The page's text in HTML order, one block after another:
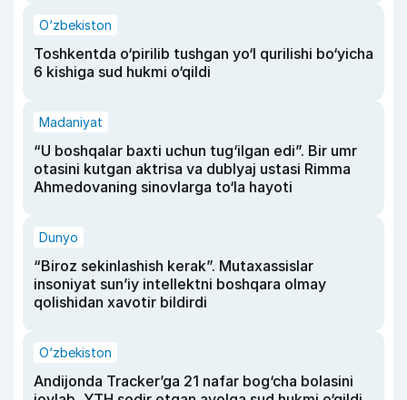
O‘zbekiston
Toshkentda o‘pirilib tushgan yo‘l qurilishi bo‘yicha
6 kishiga sud hukmi o‘qildi
Madaniyat
“U boshqalar baxti uchun tug‘ilgan edi”. Bir umr
otasini kutgan aktrisa va dublyaj ustasi Rimma
Ahmedovaning sinovlarga to‘la hayoti
Dunyo
“Biroz sekinlashish kerak”. Mutaxassislar
insoniyat sun’iy intellektni boshqara olmay
qolishidan xavotir bildirdi
O‘zbekiston
Andijonda Tracker’ga 21 nafar bog‘cha bolasini